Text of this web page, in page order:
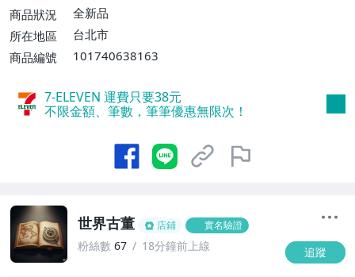
運費$60、滿5件或消費滿$1298免運
費】、宅配/貨運【單件運費$120、滿5件
商品狀況
全新品
所在地區
台北市
商品編號
101740638163
7-ELEVEN 運費只要38元
不限金額、筆數，筆筆優惠無限次！
世界古董 店鋪 實名驗證
粉絲數 67 18分鐘前上線 追蹤